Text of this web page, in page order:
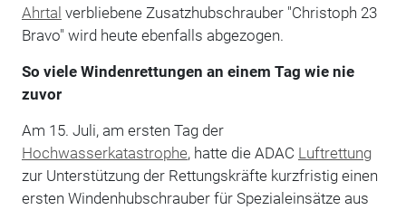
Ahrtal verbliebene Zusatzhubschrauber "Christoph 23
Bravo" wird heute ebenfalls abgezogen.
So viele Windenrettungen an einem Tag wie nie
zuvor
Am 15. Juli, am ersten Tag der
Hochwasserkatastrophe, hatte die ADAC Luftrettung
zur Unterstützung der Rettungskräfte kurzfristig einen
ersten Windenhubschrauber für Spezialeinsätze aus